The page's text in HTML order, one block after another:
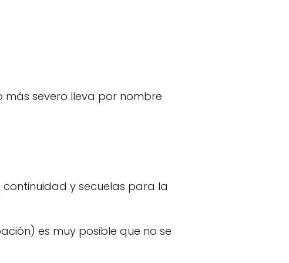
más severo lleva por nombre
y secuelas para la
es muy posible que no se